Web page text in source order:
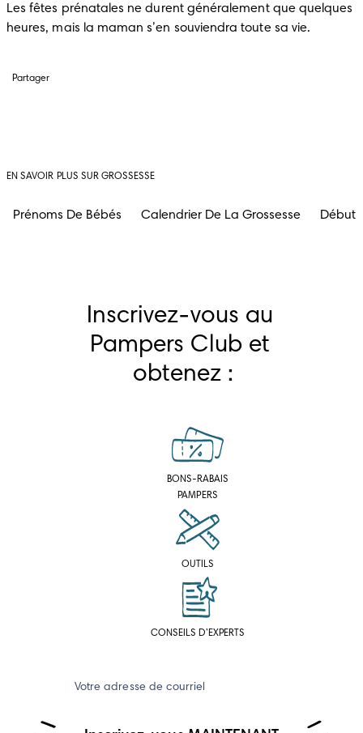
Les fêtes prénatales ne durent généralement que quelques
heures, mais la maman s’en souviendra toute sa vie.
Partager
EN SAVOIR PLUS SUR GROSSESSE
Prénoms De Bébés Calendrier De La Grossesse Début
Inscrivez-vous au
Pampers Club et
obtenez :
BONS-RABAIS
PAMPERS
OUTILS
CONSEILS D’EXPERTS
Votre adresse de courriel